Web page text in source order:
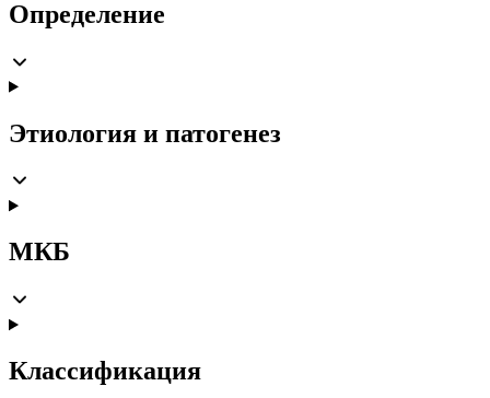
Определение
Этиология и патогенез
МКБ
Классификация